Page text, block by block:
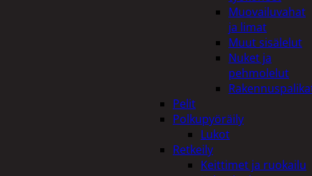
Muovailuvahat
ja limat
Muut sisälelut
Nuket ja
pehmolelut
Pelit
Polkupyöräily
Lukot
Retkeily
Keittimet ja ruokailu